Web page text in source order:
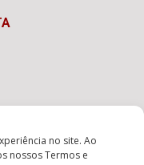
no site. Ao
nossosTermos e